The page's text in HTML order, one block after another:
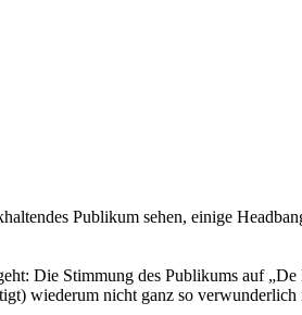
Publikum sehen, einige
Die Stimmung des Publikums auf
wiederum nicht ganz so verwunderlich